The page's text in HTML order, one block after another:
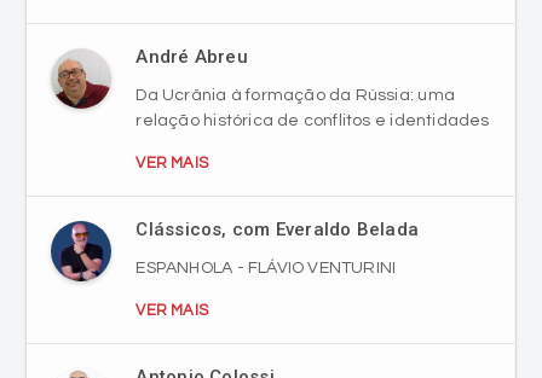
VER MAIS
Clássicos, com Everaldo Belada
VER MAIS
Antonio Colossi